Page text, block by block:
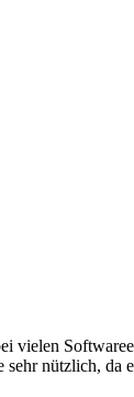
vielen
sehr nützlich,